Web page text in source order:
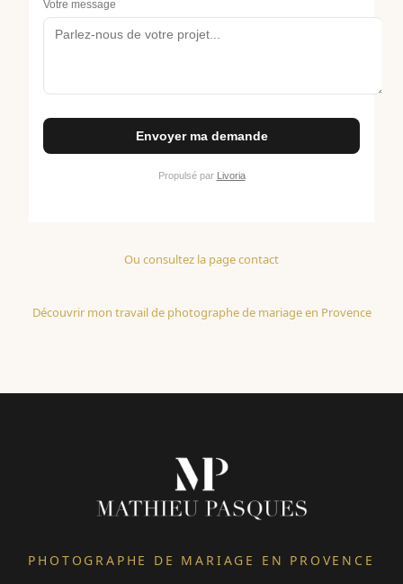
Ou consultez la page contact
Découvrir mon travail de photographe de mariage en Provence
PHOTOGRAPHE DE MARIAGE EN PROVENCE